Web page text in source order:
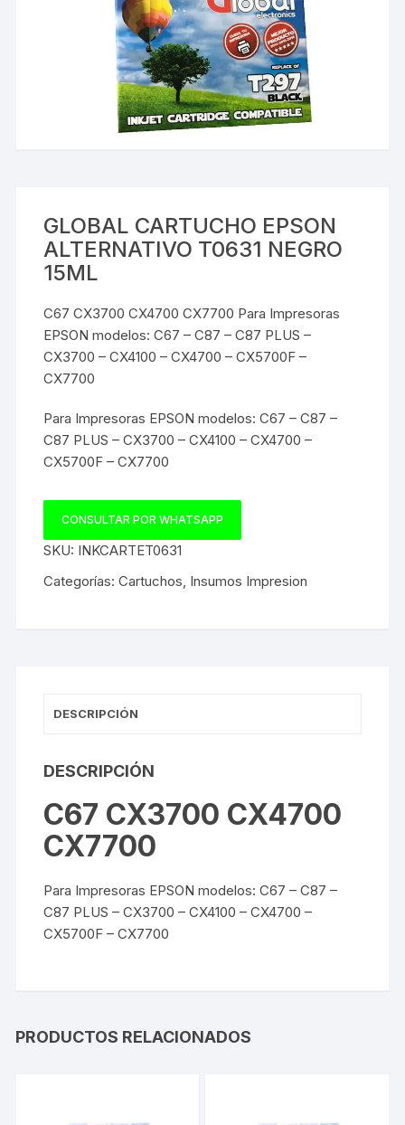
GLOBAL CARTUCHO EPSON
ALTERNATIVO T0631 NEGRO
15ML
C67 CX3700 CX4700 CX7700 Para Impresoras
EPSON modelos: C67 – C87 – C87 PLUS –
CX3700 – CX4100 – CX4700 – CX5700F –
CX7700
Para Impresoras EPSON modelos: C67 – C87 –
C87 PLUS – CX3700 – CX4100 – CX4700 –
CX5700F – CX7700
CONSULTAR POR WHATSAPP
SKU: INKCARTET0631
Categorías:Cartuchos Insumos Impresion
DESCRIPCIÓN
DESCRIPCIÓN
C67 CX3700 CX4700
CX7700
Para Impresoras EPSON modelos: C67 – C87 –
C87 PLUS – CX3700 – CX4100 – CX4700 –
CX5700F – CX7700
PRODUCTOS RELACIONADOS